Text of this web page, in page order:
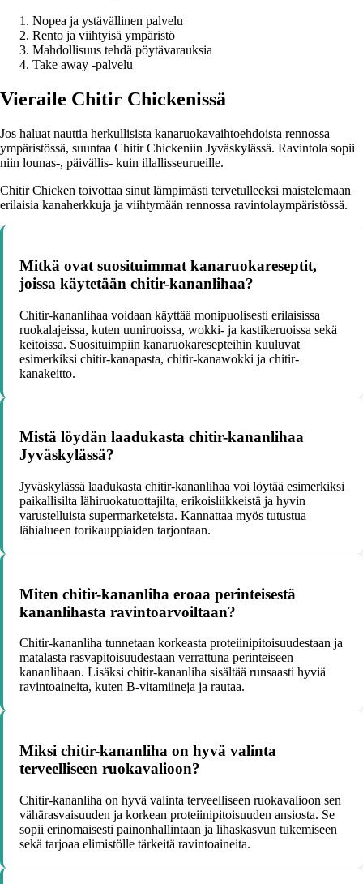
Nopea ja ystävällinen palvelu
Rento ja viihtyisä ympäristö
Mahdollisuus tehdä pöytävarauksia
Take away -palvelu
Vieraile Chitir Chickenissä
Jos haluat nauttia herkullisista kanaruokavaihtoehdoista rennossa
ympäristössä, suuntaa Chitir Chickeniin Jyväskylässä. Ravintola sopii
niin lounas-, päivällis- kuin illallisseurueille.
Chitir Chicken toivottaa sinut lämpimästi tervetulleeksi maistelemaan
erilaisia kanaherkkuja ja viihtymään rennossa ravintolaympäristössä.
Mitkä ovat suosituimmat kanaruokareseptit,
joissa käytetään chitir-kananlihaa?
Chitir-kananlihaa voidaan käyttää monipuolisesti erilaisissa
ruokalajeissa, kuten uuniruoissa, wokki- ja kastikeruoissa sekä
keitoissa. Suosituimpiin kanaruokaresepteihin kuuluvat
esimerkiksi chitir-kanapasta, chitir-kanawokki ja chitir-
kanakeitto.
Mistä löydän laadukasta chitir-kananlihaa
Jyväskylässä?
Jyväskylässä laadukasta chitir-kananlihaa voi löytää esimerkiksi
paikallisilta lähiruokatuottajilta, erikoisliikkeistä ja hyvin
varustelluista supermarketeista. Kannattaa myös tutustua
lähialueen torikauppiaiden tarjontaan.
Miten chitir-kananliha eroaa perinteisestä
kananlihasta ravintoarvoiltaan?
Chitir-kananliha tunnetaan korkeasta proteiinipitoisuudestaan ja
matalasta rasvapitoisuudestaan verrattuna perinteiseen
kananlihaan. Lisäksi chitir-kananliha sisältää runsaasti hyviä
ravintoaineita, kuten B-vitamiineja ja rautaa.
Miksi chitir-kananliha on hyvä valinta
terveelliseen ruokavalioon?
Chitir-kananliha on hyvä valinta terveelliseen ruokavalioon sen
vähärasvaisuuden ja korkean proteiinipitoisuuden ansiosta. Se
sopii erinomaisesti painonhallintaan ja lihaskasvun tukemiseen
sekä tarjoaa elimistölle tärkeitä ravintoaineita.